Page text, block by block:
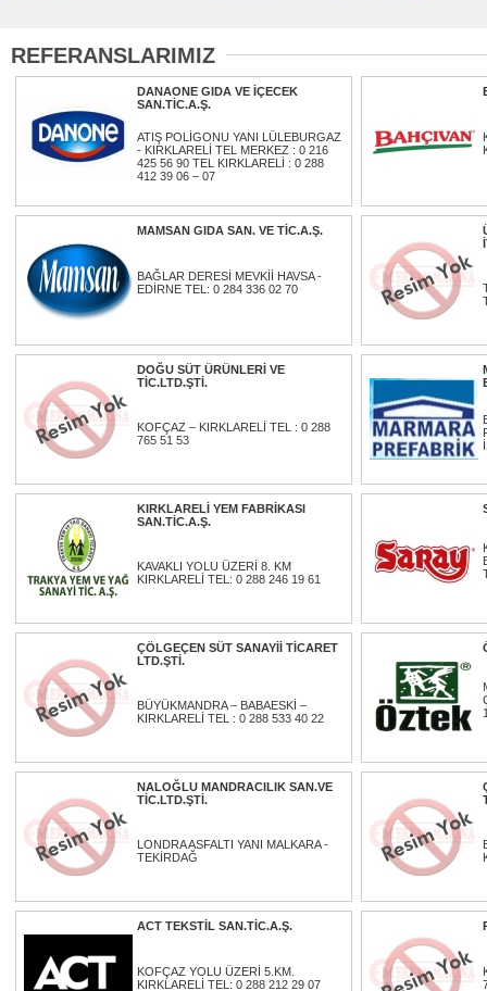
REFERANSLARIMIZ
DANAONE GIDA VE İÇECEK
SAN.TİC.A.Ş.
ATIŞ POLİGONU YANI LÜLEBURGAZ
- KIRKLARELİ TEL MERKEZ : 0 216
425 56 90 TEL KIRKLARELİ : 0 288
412 39 06 – 07
MAMSAN GIDA SAN. VE TİC.A.Ş.
BAĞLAR DERESİ MEVKİİ HAVSA -
EDİRNE TEL: 0 284 336 02 70
DOĞU SÜT ÜRÜNLERİ VE
TİC.LTD.ŞTİ.
KOFÇAZ – KIRKLARELİ TEL : 0 288
765 51 53
KIRKLARELİ YEM FABRİKASI
SAN.TİC.A.Ş.
KAVAKLI YOLU ÜZERİ 8. KM
KIRKLARELİ TEL: 0 288 246 19 61
ÇÖLGEÇEN SÜT SANAYİİ TİCARET
LTD.ŞTİ.
BÜYÜKMANDRA – BABAESKİ –
KIRKLARELİ TEL : 0 288 533 40 22
NALOĞLU MANDRACILIK SAN.VE
TİC.LTD.ŞTİ.
LONDRA ASFALTI YANI MALKARA -
TEKİRDAĞ
ACT TEKSTİL SAN.TİC.A.Ş.
KOFÇAZ YOLU ÜZERİ 5.KM.
KIRKLARELİ TEL: 0 288 212 29 07